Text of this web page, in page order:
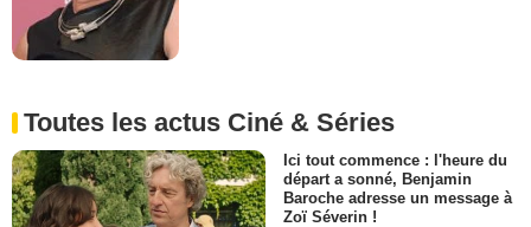
Toutes les actus Ciné & Séries
Ici tout commence : l'heure du
départ a sonné, Benjamin
Baroche adresse un message à
Zoï Séverin !